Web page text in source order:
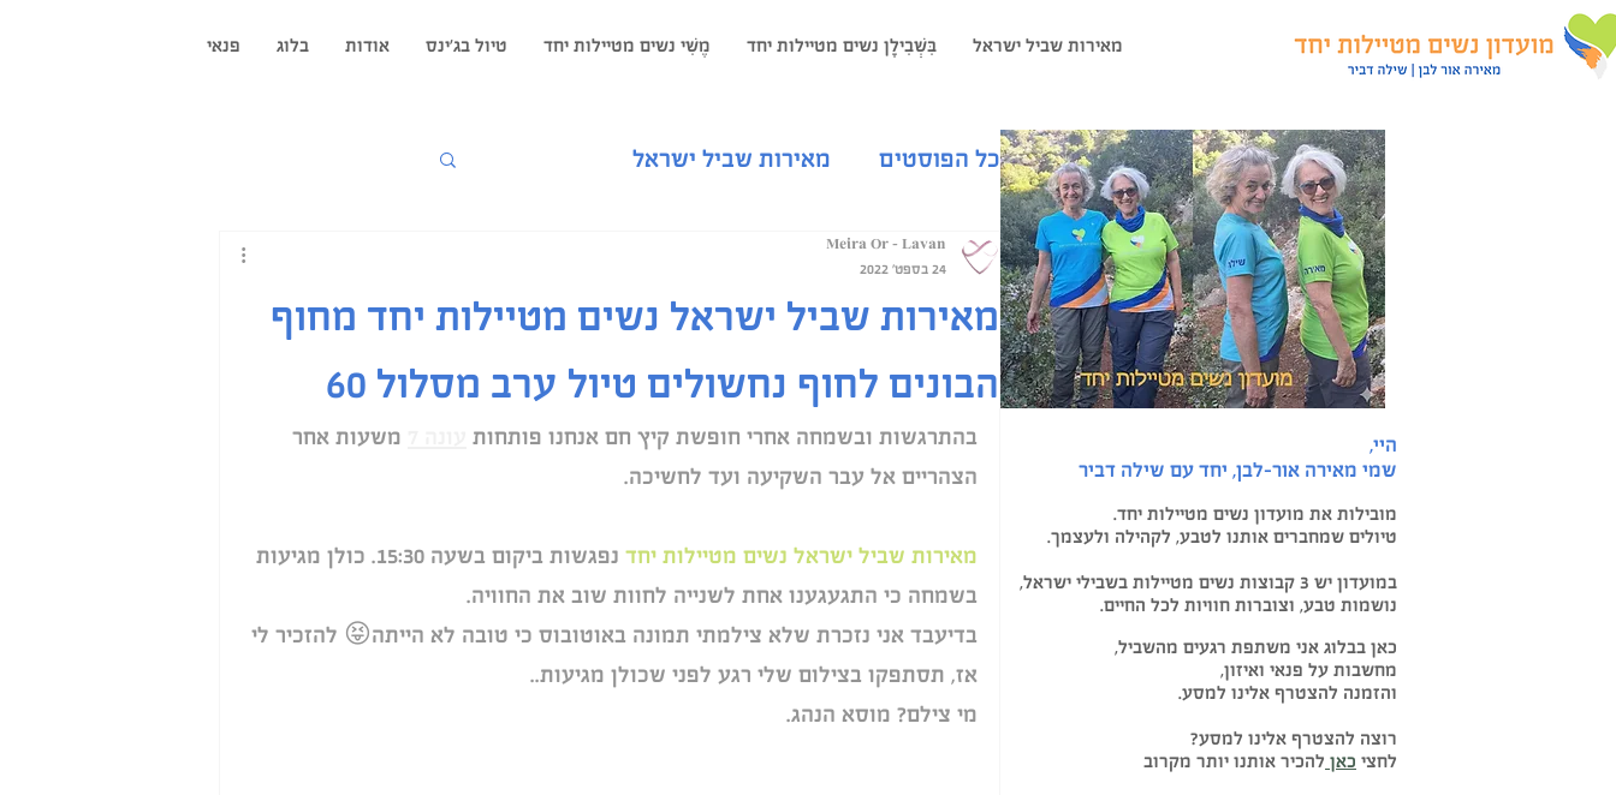
מאירות שביל ישראל בִּשְׁבִילָן נשים מטיילות יחד מֶשִׁי נשים מטיילות יחד טיול בג'ינס אודות בלוג פנאי
כל הפוסטים מאירות שביל ישראל
נשים מטיילות יחד
פנאי רציני אימון עסקי החיים הטובים
נשים באמצע החיים משי
מאירות שביל ישראל נשים מטיילות יחד מחוף
הבונים לחוף נחשולים טיול ערב מסלול 60
Meira Or - Lavan
24 בספט׳ 2022
בהתרגשות ובשמחה אחרי חופשת קיץ חם אנחנו פותחות
משעות אחר
הצהריים אל עבר השקיעה ועד לחשיכה.
מאירות שביל ישראל נשים מטיילות יחד
נפגשות ביקום בשעה 15:30. כולן מגיעות
בשמחה כי התגעגענו אחת לשנייה לחוות שוב את החוויה.
בדיעבד אני נזכרת שלא צילמתי תמונה באוטובוס כי טובה לא הייתה😝 להזכיר לי
אז, תסתפקו בצילום שלי רגע לפני שכולן מגיעות..
מי צילם? מוסא הנהג.
היי,
שמי מאירה אור-לבן, יחד עם שילה דביר
מובילות את מועדון נשים מטיילות יחד.
טיולים שמחברים אותנו לטבע, לקהילה ולעצמך.
במועדון יש 3 קבוצות נשים מטיילות בשבילי ישראל,
נושמות טבע, וצוברות חוויות לכל החיים.
כאן בבלוג אני משתפת רגעים מהשביל,
מחשבות על פנאי ואיזון,
והזמנה להצטרף אלינו למסע.
רוצה להצטרף אלינו למסע?
לחצי כאן להכיר אותנו יותר מקרוב